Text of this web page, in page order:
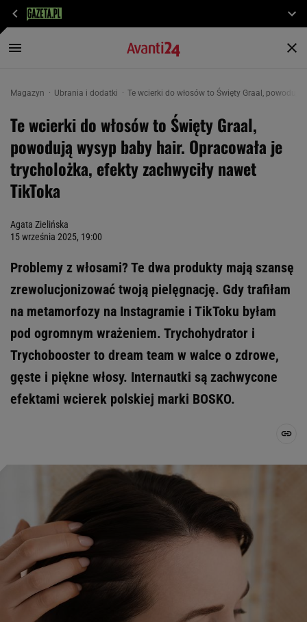
Magazyn Ubrania i dodatki Te wcierki do włosów to Święty Graal,
Te wcierki do włosów to Święty Graal,
powodują wysyp baby hair. Opracowała je
trycholożka, efekty zachwyciły nawet
TikToka
Agata Zielińska
15 września 2025, 19:00
Problemy z włosami? Te dwa produkty mają szansę
zrewolucjonizować twoją pielęgnację. Gdy trafiłam
na metamorfozy na Instagramie i TikToku byłam
pod ogromnym wrażeniem. Trychohydrator i
Trychobooster to dream team w walce o zdrowe,
gęste i piękne włosy. Internautki są zachwycone
efektami wcierek polskiej marki BOSKO.